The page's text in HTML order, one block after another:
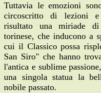
Tuttavia le emozioni
circoscritto di lezioni e
risultato una miriade
torinese, che inducono a
cui il Classico possa
San Siro" che hanno
l'antica e sublime
una singola statua la
nobile passato.